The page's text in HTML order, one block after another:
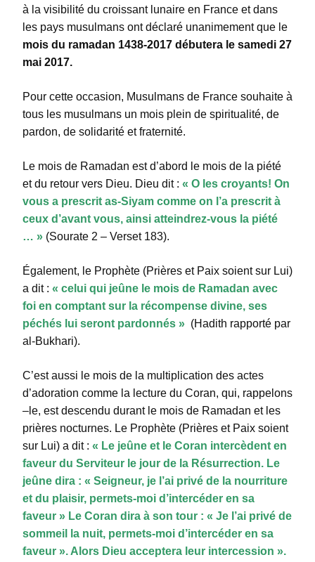
à la visibilité du croissant lunaire en France et dans
les pays musulmans ont déclaré unanimement que le
mois du ramadan 1438-2017 débutera le samedi 27
mai 2017.
Pour cette occasion, Musulmans de France souhaite à
tous les musulmans un mois plein de spiritualité, de
pardon, de solidarité et fraternité.
Le mois de Ramadan est d’abord le mois de la piété
et du retour vers Dieu. Dieu dit : « O les croyants! On
vous a prescrit as-Siyam comme on l’a prescrit à
ceux d’avant vous, ainsi atteindrez-vous la piété
… » (Sourate 2 – Verset 183).
Également, le Prophète (Prières et Paix soient sur Lui)
a dit : « celui qui jeûne le mois de Ramadan avec
foi en comptant sur la récompense divine, ses
péchés lui seront pardonnés » (Hadith rapporté par
al-Bukhari).
C’est aussi le mois de la multiplication des actes
d’adoration comme la lecture du Coran, qui, rappelons
–le, est descendu durant le mois de Ramadan et les
prières nocturnes. Le Prophète (Prières et Paix soient
sur Lui) a dit : « Le jeûne et le Coran intercèdent en
faveur du Serviteur le jour de la Résurrection. Le
jeûne dira : « Seigneur, je l’ai privé de la nourriture
et du plaisir, permets-moi d’intercéder en sa
faveur » Le Coran dira à son tour : « Je l’ai privé de
sommeil la nuit, permets-moi d’intercéder en sa
faveur ». Alors Dieu acceptera leur intercession ».